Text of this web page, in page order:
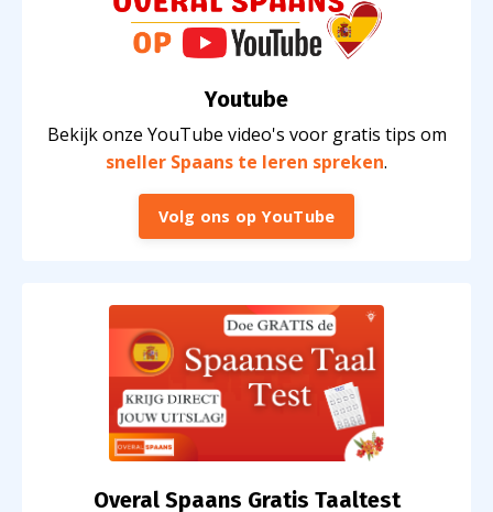
Youtube
Bekijk onze YouTube video's voor gratis tips om
sneller Spaans te leren spreken.
Volg ons op YouTube
Overal Spaans Gratis Taaltest